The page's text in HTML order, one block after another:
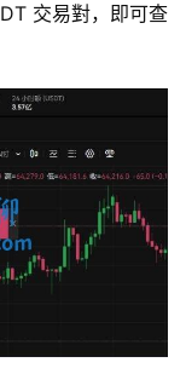
交易對，即可查